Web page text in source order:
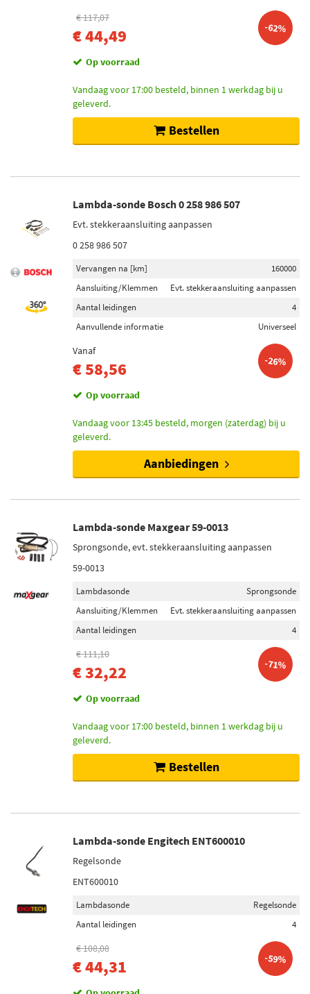
€ 117,07
€ 44,49 -62%
Op voorraad
Vandaag voor 17:00 besteld, binnen 1 werkdag bij u
geleverd.
Bestellen
Lambda-sonde Bosch 0 258 986 507
Evt. stekkeraansluiting aanpassen
0 258 986 507
Vervangen na [km]
160000
Aansluiting/Klemmen
Evt. stekkeraansluiting aanpassen
Aantal leidingen
4
Aanvullende informatie
Universeel
Vanaf
€ 58,56 -26%
Op voorraad
Vandaag voor 13:45 besteld, morgen (zaterdag) bij u
geleverd.
Aanbiedingen
Lambda-sonde Maxgear 59-0013
Sprongsonde, evt. stekkeraansluiting aanpassen
59-0013
Lambdasonde
Sprongsonde
Aansluiting/Klemmen
Evt. stekkeraansluiting aanpassen
Aantal leidingen
4
€ 111,10
€ 32,22 -71%
Op voorraad
Vandaag voor 17:00 besteld, binnen 1 werkdag bij u
geleverd.
Bestellen
Lambda-sonde Engitech ENT600010
Regelsonde
ENT600010
Lambdasonde
Regelsonde
Aantal leidingen
4
€ 108,08
€ 44,31 -59%